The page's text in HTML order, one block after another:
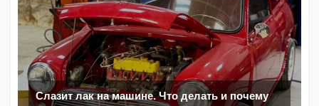
Слазит лак на машине. Что делать и почему